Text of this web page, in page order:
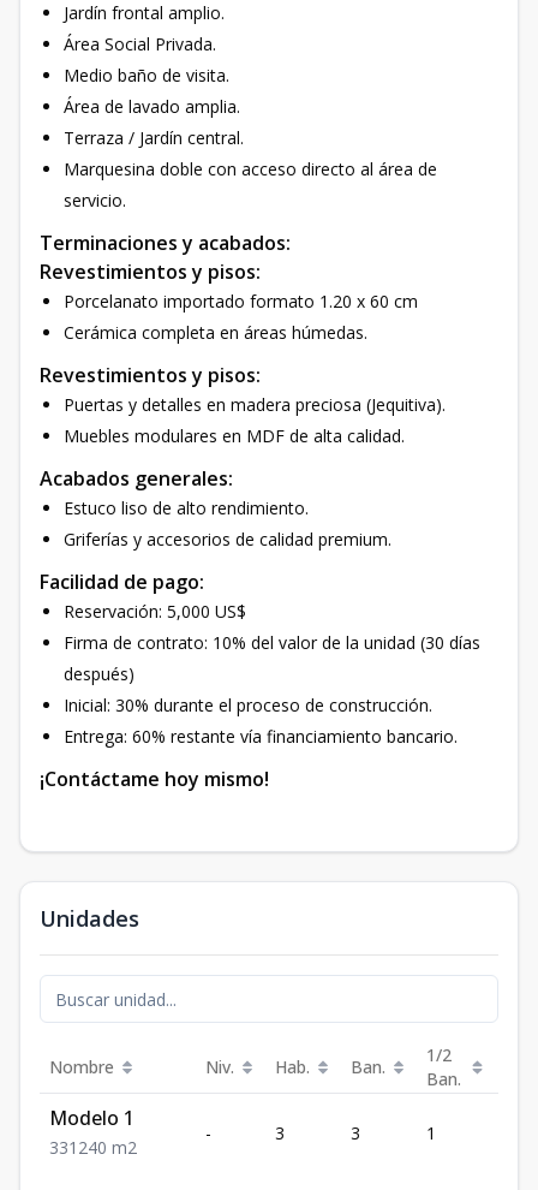
Jardín frontal amplio.
Área Social Privada.
Medio baño de visita.
Área de lavado amplia.
Terraza / Jardín central.
Marquesina doble con acceso directo al área de
servicio.
Terminaciones y acabados:
Revestimientos y pisos:
Porcelanato importado formato 1.20 x 60 cm
Cerámica completa en áreas húmedas.
Revestimientos y pisos:
Puertas y detalles en madera preciosa (Jequitiva).
Muebles modulares en MDF de alta calidad.
Acabados generales:
Estuco liso de alto rendimiento.
Griferías y accesorios de calidad premium.
Facilidad de pago:
Reservación: 5,000 US$
Firma de contrato: 10% del valor de la unidad (30 días
después)
Inicial: 30% durante el proceso de construcción.
Entrega: 60% restante vía financiamiento bancario.
¡Contáctame hoy mismo!
Unidades
Nombre Niv. Hab. Ban.
1/2
Ban.
Modelo 1
331 240 m2
- 3 3 1